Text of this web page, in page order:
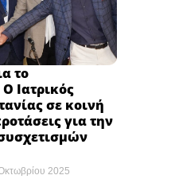
το
Ιατρικός
σε κοινή
για την
2025